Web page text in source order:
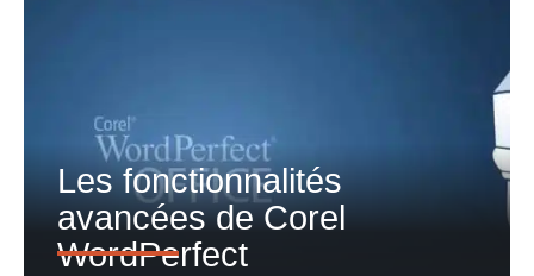
Les fonctionnalités
avancées de Corel
WordPerfect